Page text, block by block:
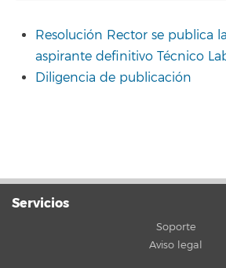
Resolución Rector se publica
aspirante definitivo Técnico
Diligencia de publicación
Servicios
Soporte
Aviso legal